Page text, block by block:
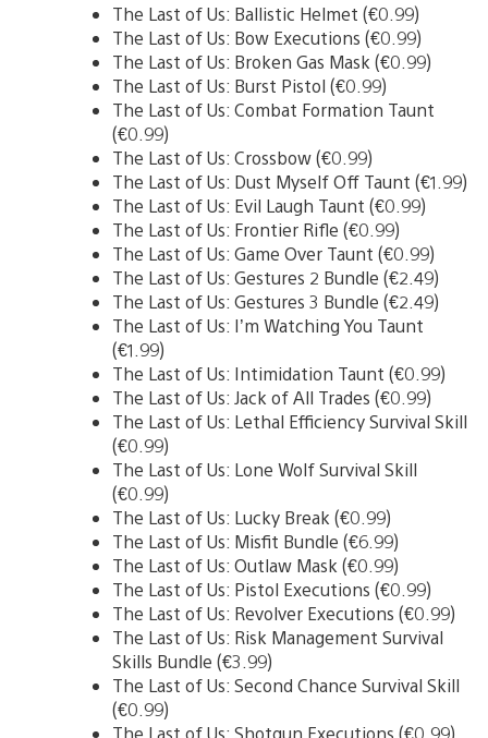
The Last of Us: Ballistic Helmet (€0.99)
The Last of Us: Bow Executions (€0.99)
The Last of Us: Broken Gas Mask (€0.99)
The Last of Us: Burst Pistol (€0.99)
The Last of Us: Combat Formation Taunt
(€0.99)
The Last of Us: Crossbow (€0.99)
The Last of Us: Dust Myself Off Taunt (€1.99)
The Last of Us: Evil Laugh Taunt (€0.99)
The Last of Us: Frontier Rifle (€0.99)
The Last of Us: Game Over Taunt (€0.99)
The Last of Us: Gestures 2 Bundle (€2.49)
The Last of Us: Gestures 3 Bundle (€2.49)
The Last of Us: I’m Watching You Taunt
(€1.99)
The Last of Us: Intimidation Taunt (€0.99)
The Last of Us: Jack of All Trades (€0.99)
The Last of Us: Lethal Efficiency Survival Skill
(€0.99)
The Last of Us: Lone Wolf Survival Skill
(€0.99)
The Last of Us: Lucky Break (€0.99)
The Last of Us: Misfit Bundle (€6.99)
The Last of Us: Outlaw Mask (€0.99)
The Last of Us: Pistol Executions (€0.99)
The Last of Us: Revolver Executions (€0.99)
The Last of Us: Risk Management Survival
Skills Bundle (€3.99)
The Last of Us: Second Chance Survival Skill
(€0.99)
The Last of Us: Shotgun Executions (€0.99)